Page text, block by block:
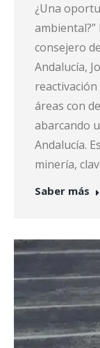
¿Una
ambiental?”
consejero
Andalucía,
áreas con
abarcando
Andalucía.
minería,
Saber más